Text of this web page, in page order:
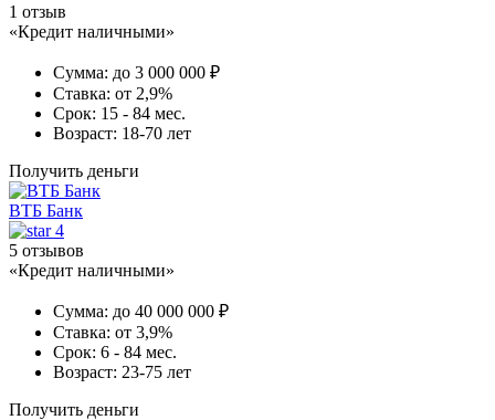
1 отзыв
«Кредит наличными»
Сумма: до 3 000 000 ₽
Ставка: от 2,9%
Срок: 15 - 84 мес.
Возраст: 18-70 лет
Получить деньги
ВТБ Банк
4
5 отзывов
«Кредит наличными»
Сумма: до 40 000 000 ₽
Ставка: от 3,9%
Срок: 6 - 84 мес.
Возраст: 23-75 лет
Получить деньги